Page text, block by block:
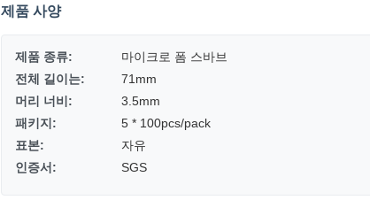
제품 사양
제품 종류:
마이크로 폼 스바브
전체 길이는:
71mm
머리 너비:
3.5mm
패키지:
5 * 100pcs/pack
표본:
자유
인증서:
SGS